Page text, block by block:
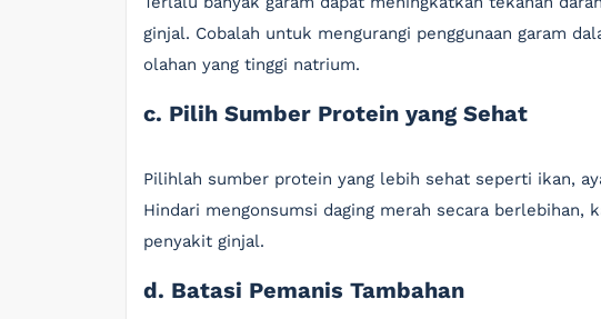
ginjal. Cobalah untuk mengurangi penggunaan garam
olahan yang tinggi natrium.
c. Pilih Sumber Protein yang Sehat
Pilihlah sumber protein yang lebih sehat seperti ikan,
Hindari mengonsumsi daging merah secara berlebihan,
penyakit ginjal.
d. Batasi Pemanis Tambahan